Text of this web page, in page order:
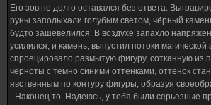
была осквернена присутствием слуги Хаоса, который
живым, так ещё и устроил им веселье на долгое время,
улучшилось. Хотя ещё вопрос - сможет ли он выжить?
представляет из себя точно не взвод Гвардейцев,
приняли на службу и они испугаются только лишь от
Дериора. Нет, наоборот - это фанатичные бойцы,
ради того, чтобы уничтожить всякого, кто готов
один нюанс. Обхитрить можно любого. Будь то
Его зов не долго оставался без ответа.
руны заполыхали голубым светом, чёрный
будто зашевелился. В воздухе запахло
усилился, и камень, выпустил потоки магической
спроецировало размытую фигуру, сотканную из
чёрноты с тёмно синими оттенками, оттенок
явственным по контуру фигуры, образуя
- Наконец то. Надеюсь, у тебя были серьезные